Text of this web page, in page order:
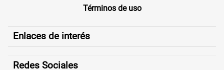
Términos de uso
Enlaces de interés
Redes Sociales